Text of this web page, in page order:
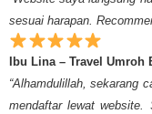
sesuai harapan.
Ibu Lina – Travel Umroh
“Alhamdulillah, sekarang
mendaftar lewat website.